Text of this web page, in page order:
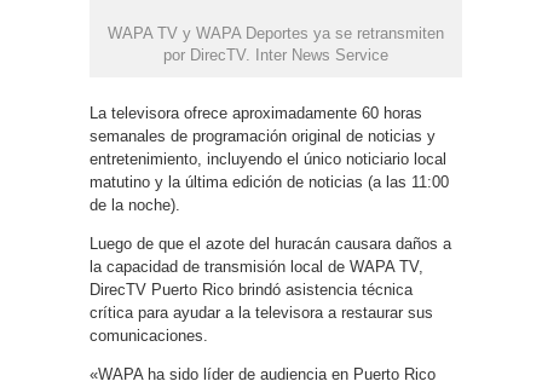
WAPA TV y WAPA Deportes ya se retransmiten
por DirecTV. Inter News Service
La televisora ofrece aproximadamente 60 horas
semanales de programación original de noticias y
entretenimiento, incluyendo el único noticiario local
matutino y la última edición de noticias (a las 11:00
de la noche).
Luego de que el azote del huracán causara daños a
la capacidad de transmisión local de WAPA TV,
DirecTV Puerto Rico brindó asistencia técnica
crítica para ayudar a la televisora a restaurar sus
comunicaciones.
«WAPA ha sido líder de audiencia en Puerto Rico